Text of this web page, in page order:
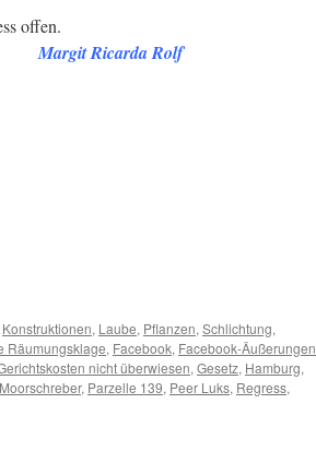
offen.
Margit Ricarda Rolf
Konstruktionen, Laube, Pflanzen, Schlichtung,
Räumungsklage, Facebook, Facebook-Äußerungen
nicht überwiesen, Gesetz, Hamburg,
Moorschreber, Parzelle 139, Peer Luks, Regress,